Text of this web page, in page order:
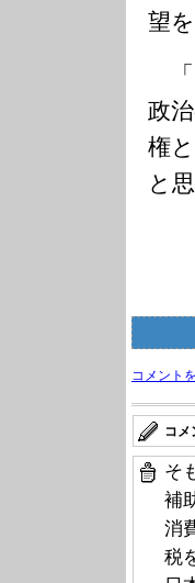
望
「
政
権
と
コメント
コメ
そ
補
消
税